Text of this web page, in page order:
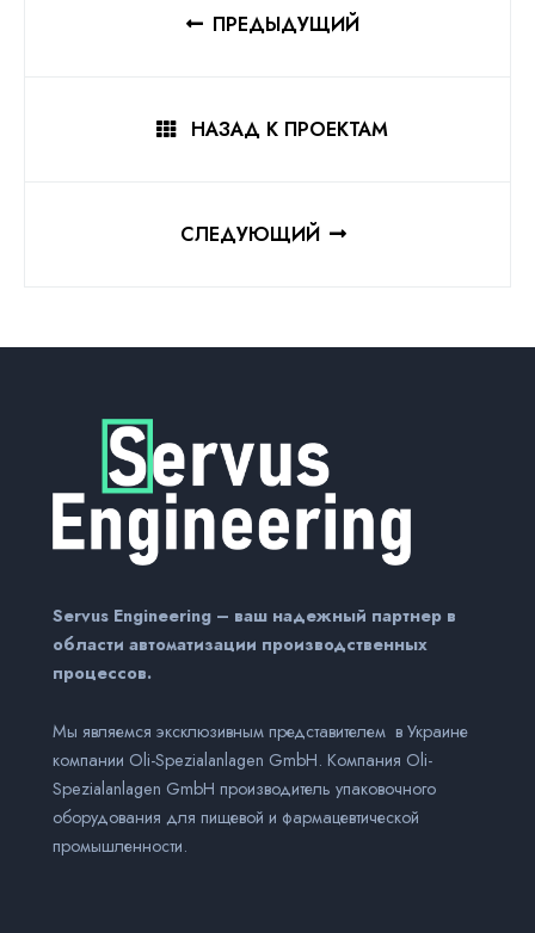
ПРЕДЫДУЩИЙ
НАЗАД К ПРОЕКТАМ
СЛЕДУЮЩИЙ
Servus Engineering – ваш надежный партнер в
области автоматизации производственных
процессов.
Мы являемся эксклюзивным представителем в Украине
компании Оli-Spezialanlagen GmbH. Компания Оli-
Spezialanlagen GmbH производитель упаковочного
оборудования для пищевой и фармацевтической
промышленности.